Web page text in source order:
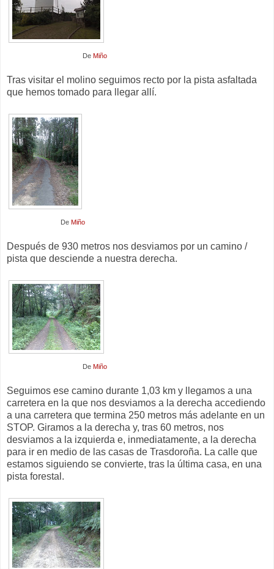
De Miño
Tras visitar el molino seguimos recto por la pista asfaltada
que hemos tomado para llegar allí.
De Miño
Después de 930 metros nos desviamos por un camino /
pista que desciende a nuestra derecha.
De Miño
Seguimos ese camino durante 1,03 km y llegamos a una
carretera en la que nos desviamos a la derecha accediendo
a una carretera que termina 250 metros más adelante en un
STOP. Giramos a la derecha y, tras 60 metros, nos
desviamos a la izquierda e, inmediatamente, a la derecha
para ir en medio de las casas de Trasdoroña. La calle que
estamos siguiendo se convierte, tras la última casa, en una
pista forestal.